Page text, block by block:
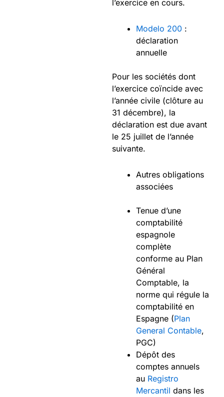
l’exercice en cours.
Modelo 200 :
déclaration
annuelle
Pour les sociétés dont
l’exercice coïncide avec
l’année civile (clôture au
31 décembre), la
déclaration est due avant
le 25 juillet de l’année
suivante.
Autres obligations
associées
Tenue d’une
comptabilité
espagnole
complète
conforme au Plan
Général
Comptable, la
norme qui régule la
comptabilité en
Espagne (Plan
General Contable,
PGC)
Dépôt des
comptes annuels
au Registro
Mercantil dans les